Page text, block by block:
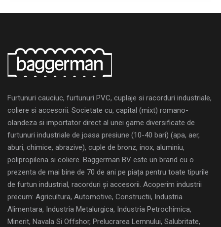
Furtunuri cauciuc, furtunuri PVC, cuplaje si racorduri industriale,
coliere si accesorii. Societate cu, capital (mixt) romano-
olandeza si importator direct al unei game diversificate de
furtunuri industriale de joasa presiune (10-40 bari) (apa, aer,
aburi, chimice, abrazive), cuple de bronz, inox, aluminiu,
polipropilena si coliere. Baggerman BV este un brand cu o
prezenta de mai bine de 70 de ani pe piața pentru toate tipurile
de furtun industrial, racorduri și accesorii. Acoperim industrii
precum: Agricultura, Automotive, Constructii, Industria
Alimentara, Industria Metalurgica, Industria Petrochimica,
Minerit, Navala Si Offshor, Prelucrarea Lemnului, Salubritate,